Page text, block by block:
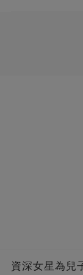
資深女星為兒